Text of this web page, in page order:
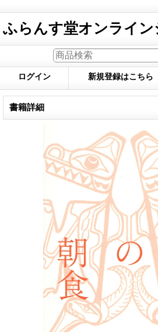
ふらんす堂オンライ
ログイン 新規登録はこちら
書籍詳細